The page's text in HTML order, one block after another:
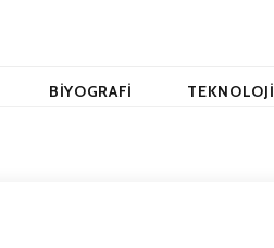
BIYOGRAFI TEKNOLOJI